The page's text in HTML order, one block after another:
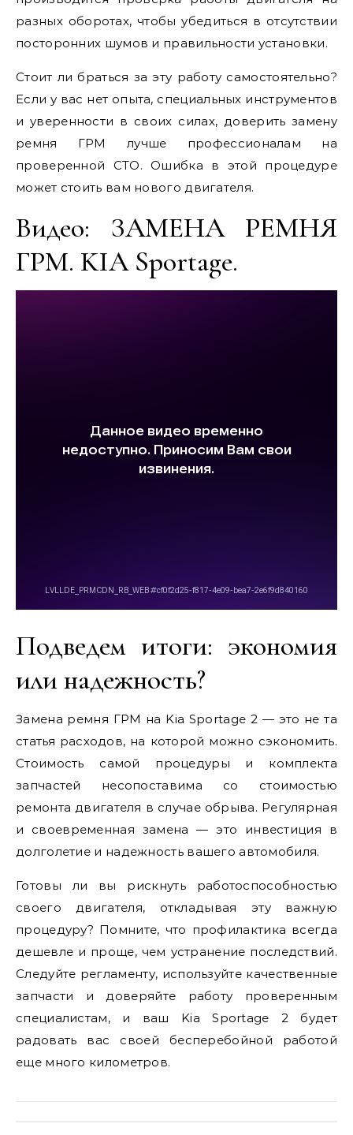
разных оборотах, чтобы убедиться в отсутствии
посторонних шумов и правильности установки.
Стоит ли браться за эту работу самостоятельно?
Если у вас нет опыта, специальных инструментов
и уверенности в своих силах, доверить замену
ремня ГРМ лучше профессионалам на
проверенной СТО. Ошибка в этой процедуре
может стоить вам нового двигателя.
Видео: ЗАМЕНА РЕМНЯ
ГРМ. KIA Sportage.
Подведем итоги: экономия
или надежность?
Замена ремня ГРМ на Kia Sportage 2 — это не та
статья расходов, на которой можно сэкономить.
Стоимость самой процедуры и комплекта
запчастей несопоставима со стоимостью
ремонта двигателя в случае обрыва. Регулярная
и своевременная замена — это инвестиция в
долголетие и надежность вашего автомобиля.
Готовы ли вы рискнуть работоспособностью
своего двигателя, откладывая эту важную
процедуру? Помните, что профилактика всегда
дешевле и проще, чем устранение последствий.
Следуйте регламенту, используйте качественные
запчасти и доверяйте работу проверенным
специалистам, и ваш Kia Sportage 2 будет
радовать вас своей бесперебойной работой
еще много километров.